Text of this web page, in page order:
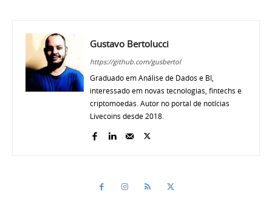
Gustavo Bertolucci
https://github.com/gusbertol
Graduado em Análise de Dados e BI,
interessado em novas tecnologias, fintechs e
criptomoedas. Autor no portal de notícias
Livecoins desde 2018.